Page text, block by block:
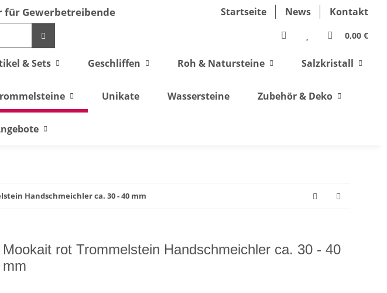
für Gewerbetreibende Startseite News Kontakt
0,00 €
& Sets Geschliffen Roh & Natursteine Salzkristall
Unikate Wassersteine Zubehör & Deko
Handschmeichler ca. 30 - 40 mm
Mookait rot Trommelstein Handschmeichler ca. 30 - 40
mm